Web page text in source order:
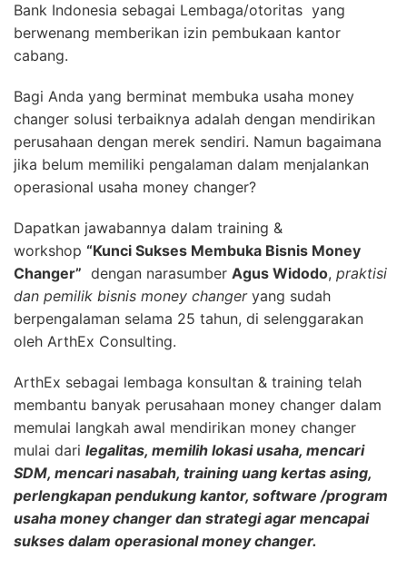
Bank Indonesia sebagai Lembaga/otoritas yang
berwenang memberikan izin pembukaan kantor
cabang.
Bagi Anda yang berminat membuka usaha money
changer solusi terbaiknya adalah dengan mendirikan
perusahaan dengan merek sendiri. Namun bagaimana
jika belum memiliki pengalaman dalam menjalankan
operasional usaha money changer?
Dapatkan jawabannya dalam training &
workshop “Kunci Sukses Membuka Bisnis Money
Changer” dengan narasumber Agus Widodo, praktisi
dan pemilik bisnis money changeryang sudah
berpengalaman selama 25 tahun, di selenggarakan
oleh ArthEx Consulting.
ArthEx sebagai lembaga konsultan & training telah
membantu banyak perusahaan money changer dalam
memulai langkah awal mendirikan money changer
mulai dari legalitas, memilih lokasi usaha, mencari
SDM, mencari nasabah, training uang kertas asing,
perlengkapan pendukung kantor, software /program
usaha money changer dan strategi agar mencapai
sukses dalam operasional money changer.